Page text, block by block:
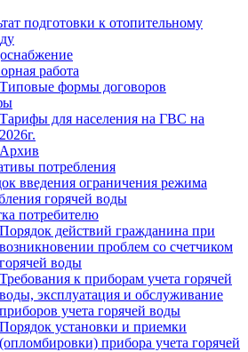
подготовки к отопительному
работа
Типовые формы договоров
Тарифы для населения на ГВС на
2026г.
Архив
потребления
введения ограничения режима
горячей воды
потребителю
Порядок действий гражданина при
возникновении проблем со счетчиком
горячей воды
Требования к приборам учета горячей
воды, эксплуатация и обслуживание
приборов учета горячей воды
Порядок установки и приемки
(опломбировки) прибора учета горячей